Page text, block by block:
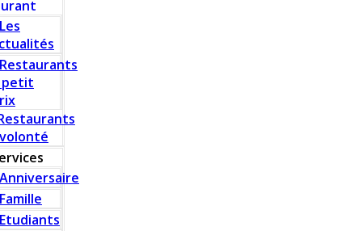
Les
Restaurants
petit
Anniversaire
Famille
Etudiants